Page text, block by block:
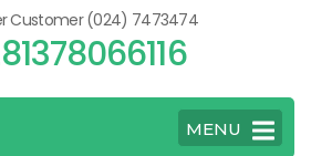
Customer (024) 7473474
MENU